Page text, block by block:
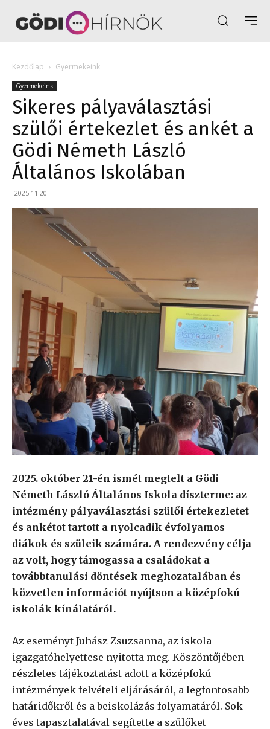
Kezdőlap Gyermekeink
Gyermekeink
Sikeres pályaválasztási
szülői értekezlet és ankét a
Gödi Németh László
Általános Iskolában
2025.11.20.
2025. október 21-én ismét megtelt a Gödi
Németh László Általános Iskola díszterme: az
intézmény pályaválasztási szülői értekezletet
és ankétot tartott a nyolcadik évfolyamos
diákok és szüleik számára. A rendezvény célja
az volt, hogy támogassa a családokat a
továbbtanulási döntések meghozatalában és
közvetlen információt nyújtson a középfokú
iskolák kínálatáról.
Az eseményt Juhász Zsuzsanna, az iskola
igazgatóhelyettese nyitotta meg. Köszöntőjében
részletes tájékoztatást adott a középfokú
intézmények felvételi eljárásáról, a legfontosabb
határidőkről és a beiskolázás folyamatáról. Sok
éves tapasztalatával segítette a szülőket